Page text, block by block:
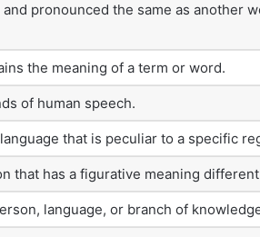
pronounced the same as another
the meaning of a term or word.
of human speech.
that is peculiar to a specific
that has a figurative meaning
language, or branch of